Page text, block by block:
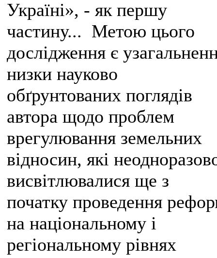
Україні», - як першу
частину... Метою цього
дослідження є
низки науково
обґрунтованих поглядів
автора щодо проблем
врегулювання земельних
відносин, які
висвітлювалися ще з
початку проведення
на національному і
регіональному рівнях